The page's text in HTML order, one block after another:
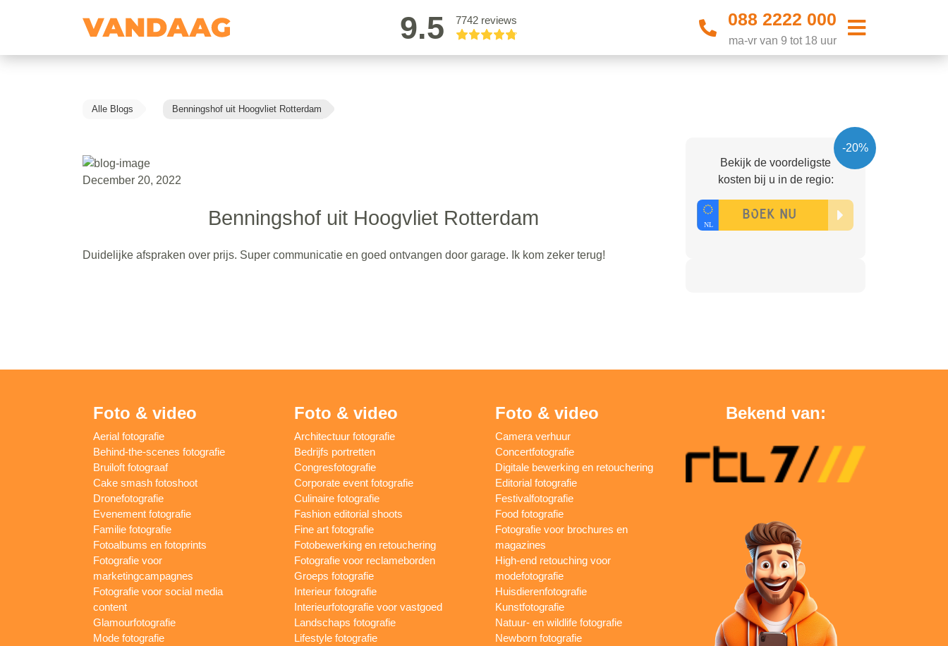
9.5 7742 reviews 088 2222 000
ma-vr van 9 tot 18 uur
Alle Blogs Benningshof uit Hoogvliet Rotterdam
December 20, 2022
Benningshof uit Hoogvliet Rotterdam
Duidelijke afspraken over prijs. Super communicatie en goed ontvangen door garage. Ik kom zeker terug!
-20%
Bekijk de voordeligste
kosten bij u in de regio:
Foto & video
Aerial fotografie
Behind-the-scenes fotografie
Bruiloft fotograaf
Cake smash fotoshoot
Dronefotografie
Evenement fotografie
Familie fotografie
Fotoalbums en fotoprints
Fotografie voor
marketingcampagnes
Fotografie voor social media
content
Glamourfotografie
Mode fotografie
Foto & video
Architectuur fotografie
Bedrijfs portretten
Congresfotografie
Corporate event fotografie
Culinaire fotografie
Fashion editorial shoots
Fine art fotografie
Fotobewerking en retouchering
Fotografie voor reclameborden
Groeps fotografie
Interieur fotografie
Interieurfotografie voor vastgoed
Landschaps fotografie
Lifestyle fotografie
Foto & video
Camera verhuur
Concertfotografie
Digitale bewerking en retouchering
Editorial fotografie
Festivalfotografie
Food fotografie
Fotografie voor brochures en
magazines
High-end retouching voor
modefotografie
Huisdierenfotografie
Kunstfotografie
Natuur- en wildlife fotografie
Newborn fotografie
Bekend van: